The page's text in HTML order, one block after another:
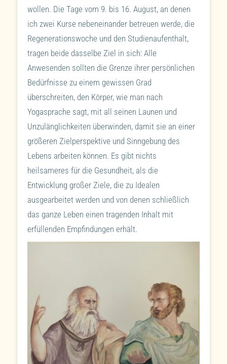
wollen. Die Tage vom 9. bis 16. August, an denen
ich zwei Kurse nebeneinander betreuen werde, die
Regenerationswoche und den Studienaufenthalt,
tragen beide dasselbe Ziel in sich: Alle
Anwesenden sollten die Grenze ihrer persönlichen
Bedürfnisse zu einem gewissen Grad
überschreiten, den Körper, wie man nach
Yogasprache sagt, mit all seinen Launen und
Unzulänglichkeiten überwinden, damit sie an einer
größeren Zielperspektive und Sinngebung des
Lebens arbeiten können. Es gibt nichts
heilsameres für die Gesundheit, als die
Entwicklung großer Ziele, die zu Idealen
ausgearbeitet werden und von denen schließlich
das ganze Leben einen tragenden Inhalt mit
erfüllenden Empfindungen erhält.